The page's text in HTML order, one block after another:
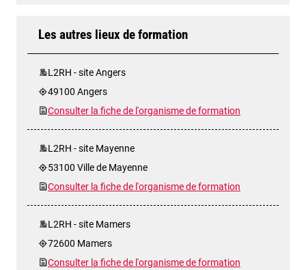
Les autres lieux de formation
L2RH - site Angers
49100 Angers
Consulter la fiche de l'organisme de formation
L2RH - site Mayenne
53100 Ville de Mayenne
Consulter la fiche de l'organisme de formation
L2RH - site Mamers
72600 Mamers
Consulter la fiche de l'organisme de formation